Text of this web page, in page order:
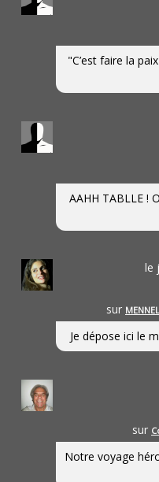
"C’est faire la
AAHH TABLLE !
le
sur
Je dépose ici le
sur
Notre voyage